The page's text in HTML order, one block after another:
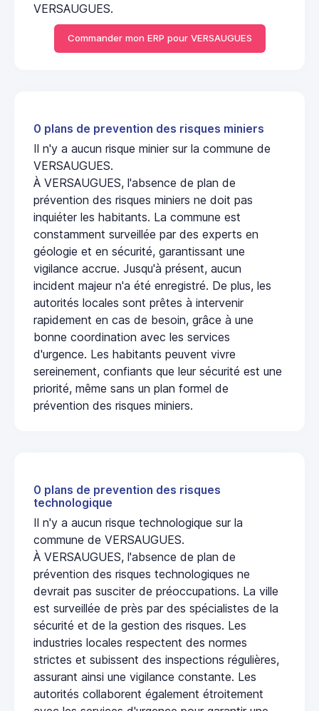
VERSAUGUES.
Commander mon ERP pour VERSAUGUES
0 plans de prevention des risques miniers
Il n'y a aucun risque minier sur la commune de
VERSAUGUES.
À VERSAUGUES, l'absence de plan de
prévention des risques miniers ne doit pas
inquiéter les habitants. La commune est
constamment surveillée par des experts en
géologie et en sécurité, garantissant une
vigilance accrue. Jusqu'à présent, aucun
incident majeur n'a été enregistré. De plus, les
autorités locales sont prêtes à intervenir
rapidement en cas de besoin, grâce à une
bonne coordination avec les services
d'urgence. Les habitants peuvent vivre
sereinement, confiants que leur sécurité est une
priorité, même sans un plan formel de
prévention des risques miniers.
0 plans de prevention des risques
technologique
Il n'y a aucun risque technologique sur la
commune de VERSAUGUES.
À VERSAUGUES, l'absence de plan de
prévention des risques technologiques ne
devrait pas susciter de préoccupations. La ville
est surveillée de près par des spécialistes de la
sécurité et de la gestion des risques. Les
industries locales respectent des normes
strictes et subissent des inspections régulières,
assurant ainsi une vigilance constante. Les
autorités collaborent également étroitement